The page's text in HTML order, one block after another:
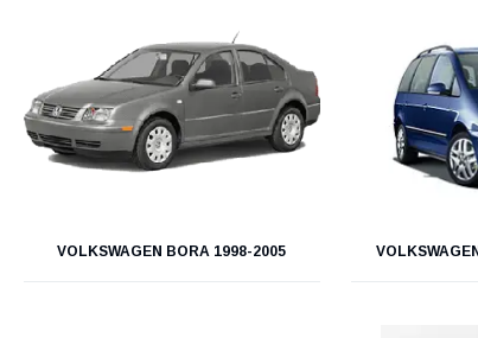
VOLKSWAGEN BORA 1998-2005